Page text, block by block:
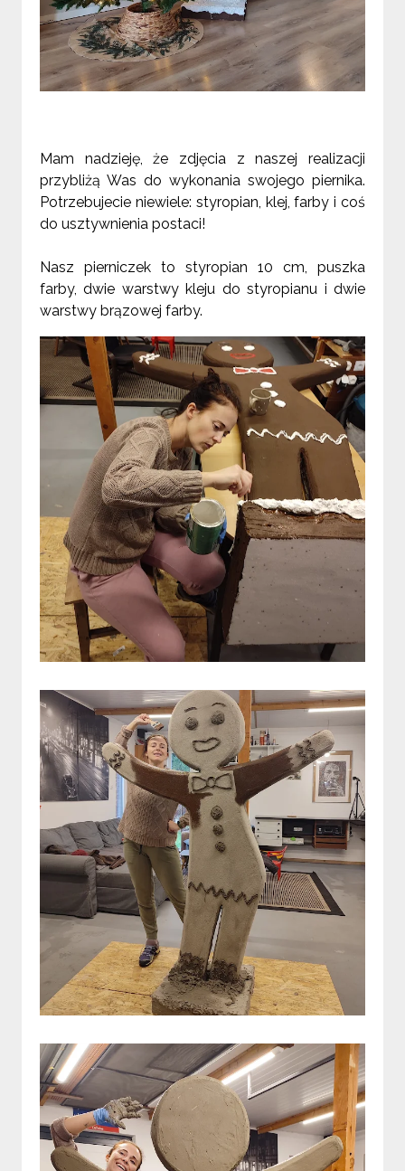
Mam nadzieję, że zdjęcia z naszej realizacji
przybliżą Was do wykonania swojego piernika.
Potrzebujecie niewiele: styropian, klej, farby i coś
do usztywnienia postaci!
Nasz pierniczek to styropian 10 cm, puszka
farby, dwie warstwy kleju do styropianu i dwie
warstwy brązowej farby.